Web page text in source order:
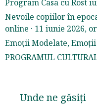
Program Casa cu Rost
Nevoile copiilor în
online · 11 iunie 2026,
Emoții Modelate, Emoții
PROGRAMUL
Unde ne găsiți